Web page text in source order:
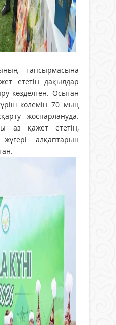
тапсырмасына
ететін дақылдар
көзделген. Осыған
көлемін 70 мың
жоспарлануда.
аз қажет ететін,
жүгері алқаптарын